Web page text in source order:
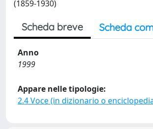
(1859-1930)
Scheda breve Scheda
Anno
1999
Appare nelle tipologie:
2.4 Voce (in dizionario o